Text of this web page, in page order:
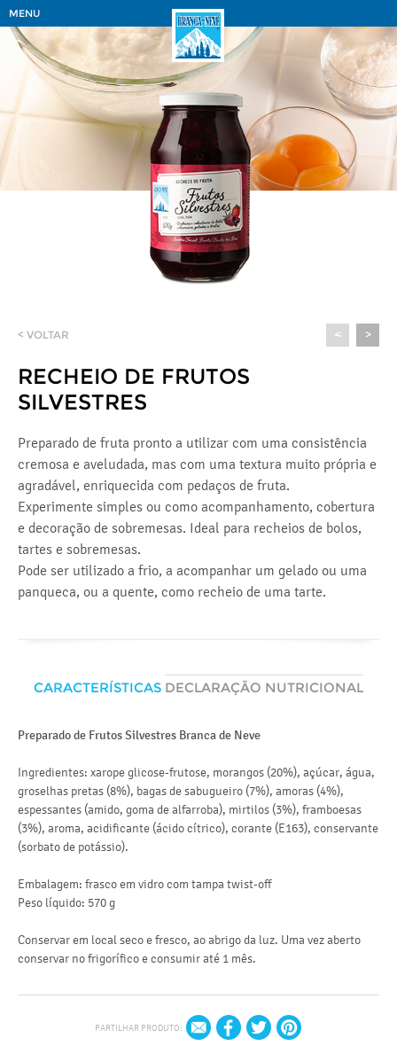
MENU
< VOLTAR < >
RECHEIO DE FRUTOS
SILVESTRES
Preparado de fruta pronto a utilizar com uma consistência
cremosa e aveludada, mas com uma textura muito própria e
agradável, enriquecida com pedaços de fruta.
Experimente simples ou como acompanhamento, cobertura
e decoração de sobremesas. Ideal para recheios de bolos,
tartes e sobremesas.
Pode ser utilizado a frio, a acompanhar um gelado ou uma
panqueca, ou a quente, como recheio de uma tarte.
CARACTERÍSTICAS DECLARAÇÃO NUTRICIONAL
Preparado de Frutos Silvestres Branca de Neve
Ingredientes: xarope glicose-frutose, morangos (20%), açúcar, água,
groselhas pretas (8%), bagas de sabugueiro (7%), amoras (4%),
espessantes (amido, goma de alfarroba), mirtilos (3%), framboesas
(3%), aroma, acidificante (ácido cítrico), corante (E163), conservante
(sorbato de potássio).
Embalagem: frasco em vidro com tampa twist-off
Peso líquido: 570 g
Conservar em local seco e fresco, ao abrigo da luz. Uma vez aberto
conservar no frigorífico e consumir até 1 mês.
PARTILHAR PRODUTO: